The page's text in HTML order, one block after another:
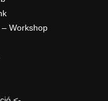
Workshop